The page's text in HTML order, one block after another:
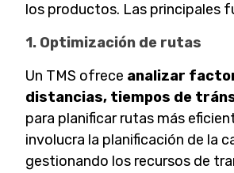
los productos. Las principales
1. Optimización de rutas
Un TMS ofrece analizar
distancias, tiempos de
para planificar rutas más
involucra la planificación de la
gestionando los recursos de